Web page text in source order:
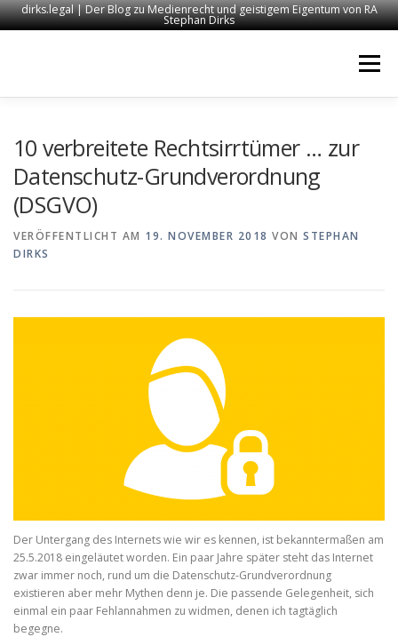
dirks.legal | Der Blog zu Medienrecht und geistigem Eigentum von RA
Stephan Dirks
Menü
MEDIEN
10 verbreitete Rechtsirrtümer … zur
Datenschutz-Grundverordnung
(DSGVO)
VERÖFFENTLICHT AM 19. NOVEMBER 2018 VON STEPHAN
DIRKS
Der Untergang des Internets wie wir es kennen, ist bekanntermaßen am
25.5.2018 eingeläutet worden. Ein paar Jahre später steht das Internet
zwar immer noch, rund um die Datenschutz-Grundverordnung
existieren aber mehr Mythen denn je. Die passende Gelegenheit, sich
einmal ein paar Fehlannahmen zu widmen, denen ich tagtäglich
begegne.